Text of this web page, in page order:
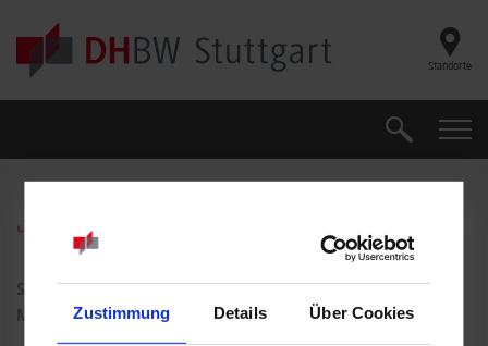
Zustimmung Details Über Cookies
Skip to main content
Standorte
Suche
Julia Jany
Studiengangssekretariat Wirtschaftsinformatik - Application
Management